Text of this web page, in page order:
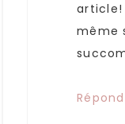
article!
même